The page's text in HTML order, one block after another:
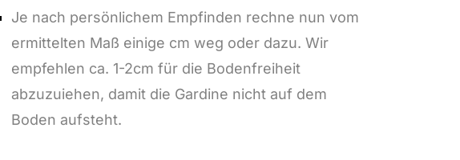
Je nach persönlichem Empfinden rechne nun vom
ermittelten Maß einige cm weg oder dazu. Wir
empfehlen ca. 1-2cm für die Bodenfreiheit
abzuzuiehen, damit die Gardine nicht auf dem
Boden aufsteht.